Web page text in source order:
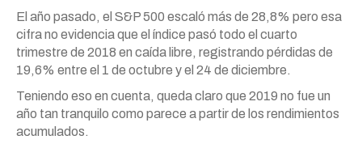
El año pasado, el S&P 500 escaló más de 28,8% pero esa
cifra no evidencia que el índice pasó todo el cuarto
trimestre de 2018 en caída libre, registrando pérdidas de
19,6% entre el 1 de octubre y el 24 de diciembre.
Teniendo eso en cuenta, queda claro que 2019 no fue un
año tan tranquilo como parece a partir de los rendimientos
acumulados.